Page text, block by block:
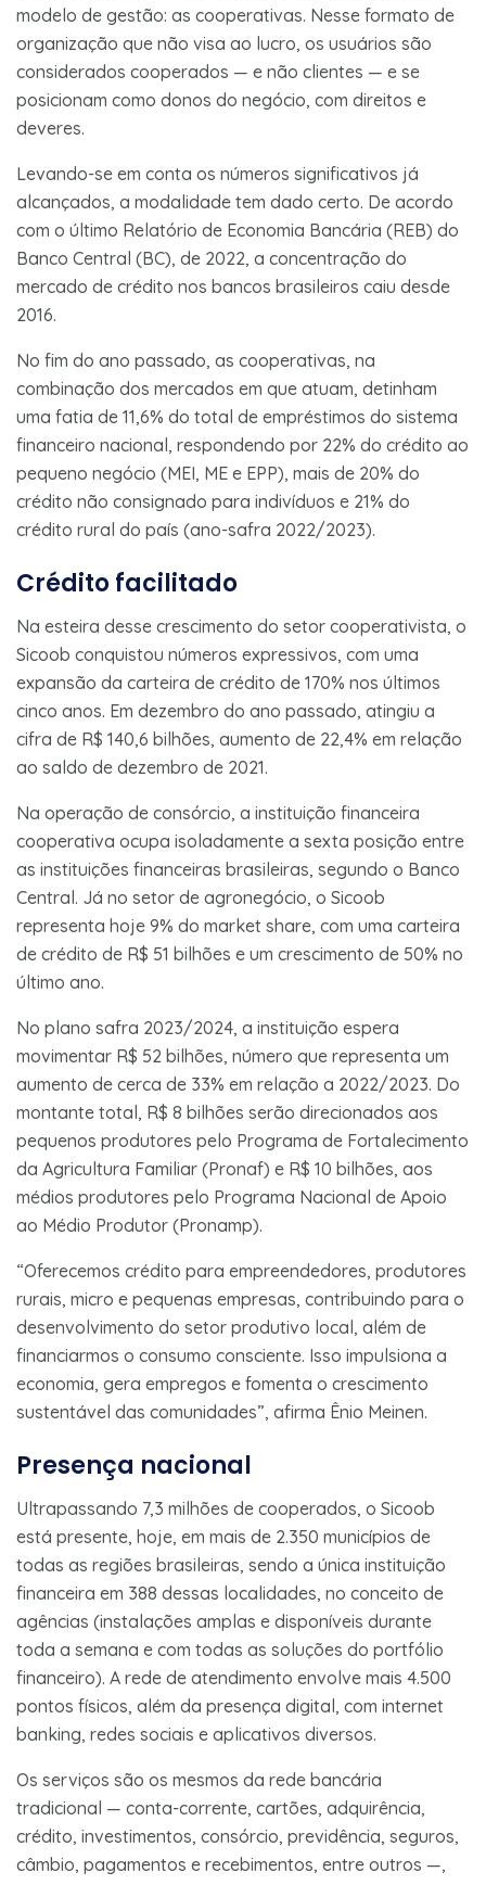
modelo de gestão: as cooperativas. Nesse formato de
organização que não visa ao lucro, os usuários são
considerados cooperados — e não clientes — e se
posicionam como donos do negócio, com direitos e
deveres.
Levando-se em conta os números significativos já
alcançados, a modalidade tem dado certo. De acordo
com o último Relatório de Economia Bancária (REB) do
Banco Central (BC), de 2022, a concentração do
mercado de crédito nos bancos brasileiros caiu desde
2016.
No fim do ano passado, as cooperativas, na
combinação dos mercados em que atuam, detinham
uma fatia de 11,6% do total de empréstimos do sistema
financeiro nacional, respondendo por 22% do crédito ao
pequeno negócio (MEI, ME e EPP), mais de 20% do
crédito não consignado para indivíduos e 21% do
crédito rural do país (ano-safra 2022/2023).
Crédito facilitado
Na esteira desse crescimento do setor cooperativista, o
Sicoob conquistou números expressivos, com uma
expansão da carteira de crédito de 170% nos últimos
cinco anos. Em dezembro do ano passado, atingiu a
cifra de R$ 140,6 bilhões, aumento de 22,4% em relação
ao saldo de dezembro de 2021.
Na operação de consórcio, a instituição financeira
cooperativa ocupa isoladamente a sexta posição entre
as instituições financeiras brasileiras, segundo o Banco
Central. Já no setor de agronegócio, o Sicoob
representa hoje 9% do market share, com uma carteira
de crédito de R$ 51 bilhões e um crescimento de 50% no
último ano.
No plano safra 2023/2024, a instituição espera
movimentar R$ 52 bilhões, número que representa um
aumento de cerca de 33% em relação a 2022/2023. Do
montante total, R$ 8 bilhões serão direcionados aos
pequenos produtores pelo Programa de Fortalecimento
da Agricultura Familiar (Pronaf) e R$ 10 bilhões, aos
médios produtores pelo Programa Nacional de Apoio
ao Médio Produtor (Pronamp).
“Oferecemos crédito para empreendedores, produtores
rurais, micro e pequenas empresas, contribuindo para o
desenvolvimento do setor produtivo local, além de
financiarmos o consumo consciente. Isso impulsiona a
economia, gera empregos e fomenta o crescimento
sustentável das comunidades”, afirma Ênio Meinen.
Presença nacional
Ultrapassando 7,3 milhões de cooperados, o Sicoob
está presente, hoje, em mais de 2.350 municípios de
todas as regiões brasileiras, sendo a única instituição
financeira em 388 dessas localidades, no conceito de
agências (instalações amplas e disponíveis durante
toda a semana e com todas as soluções do portfólio
financeiro). A rede de atendimento envolve mais 4.500
pontos físicos, além da presença digital, com internet
banking, redes sociais e aplicativos diversos.
Os serviços são os mesmos da rede bancária
tradicional — conta-corrente, cartões, adquirência,
crédito, investimentos, consórcio, previdência, seguros,
câmbio, pagamentos e recebimentos, entre outros —,